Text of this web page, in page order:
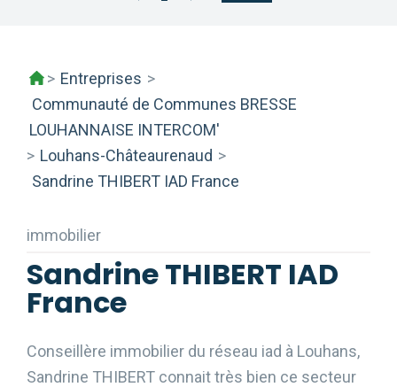
> Entreprises >
Communauté de Communes BRESSE
LOUHANNAISE INTERCOM'
> Louhans-Châteaurenaud >
Sandrine THIBERT IAD France
immobilier
Sandrine THIBERT IAD
France
Conseillère immobilier du réseau iad à Louhans,
Sandrine THIBERT connait très bien ce secteur